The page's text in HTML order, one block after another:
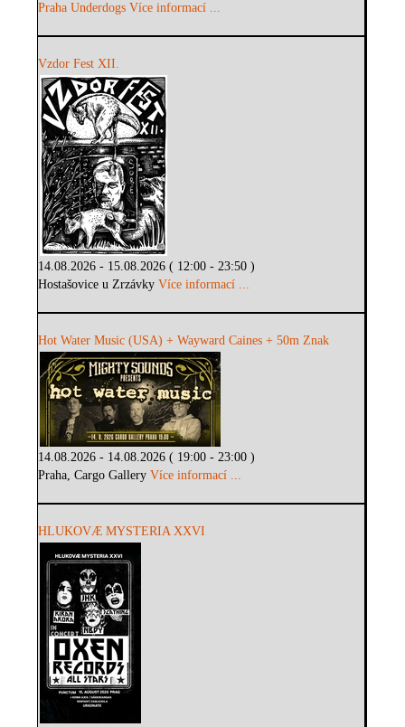
Praha Underdogs Více informací ...
Vzdor Fest XII.
14.08.2026 - 15.08.2026 ( 12:00 - 23:50 )
Hostašovice u ZrzávkyVíce informací ...
Hot Water Music (USA) + Wayward Caines + 50m Znak
14.08.2026 - 14.08.2026 ( 19:00 - 23:00 )
Praha, Cargo GalleryVíce informací ...
HLUKOVÆ MYSTERIA XXVI